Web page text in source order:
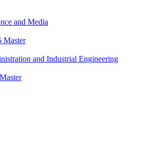
and Media
Master
and Industrial Engineering